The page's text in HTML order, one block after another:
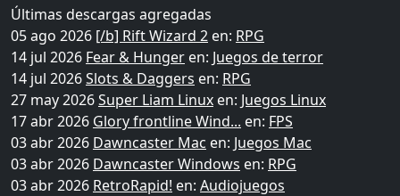
Últimas descargas agregadas
05 ago 2026 [/b] Rift Wizard 2 en: RPG
14 jul 2026 Fear & Hunger en: Juegos de terror
14 jul 2026Slots & Daggers en: RPG
27 may 2026Super Liam Linux en: Juegos Linux
17 abr 2026 Glory frontline Wind... en: FPS
03 abr 2026 Dawncaster Mac en: Juegos Mac
03 abr 2026 Dawncaster Windows en: RPG
03 abr 2026 RetroRapid! en: Audiojuegos